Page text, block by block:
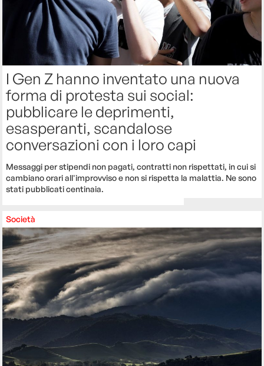
I Gen Z hanno inventato una nuova
forma di protesta sui social:
pubblicare le deprimenti,
esasperanti, scandalose
conversazioni con i loro capi
Messaggi per stipendi non pagati, contratti non rispettati, in cui si
cambiano orari all'improvviso e non si rispetta la malattia. Ne sono
stati pubblicati centinaia.
Società